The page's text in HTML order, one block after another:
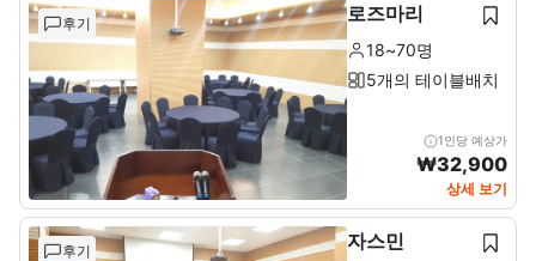
후기 로즈마리
18~70명
5개의 테이블배치
1인당 예상가
₩32,900
상세 보기
후기 자스민